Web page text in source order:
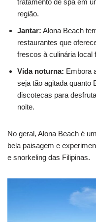
tratamento de spa em
região.
Jantar: Alona Beach
restaurantes que
frescos à culinária local
Vida noturna: Embora
seja tão agitada quanto
discotecas para
noite.
No geral, Alona Beach é
bela paisagem e
e snorkeling das Filipinas.